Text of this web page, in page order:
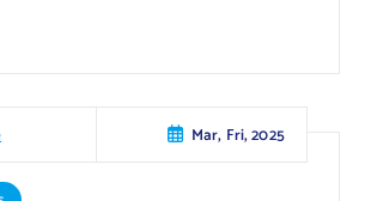
Mar, Fri, 2025